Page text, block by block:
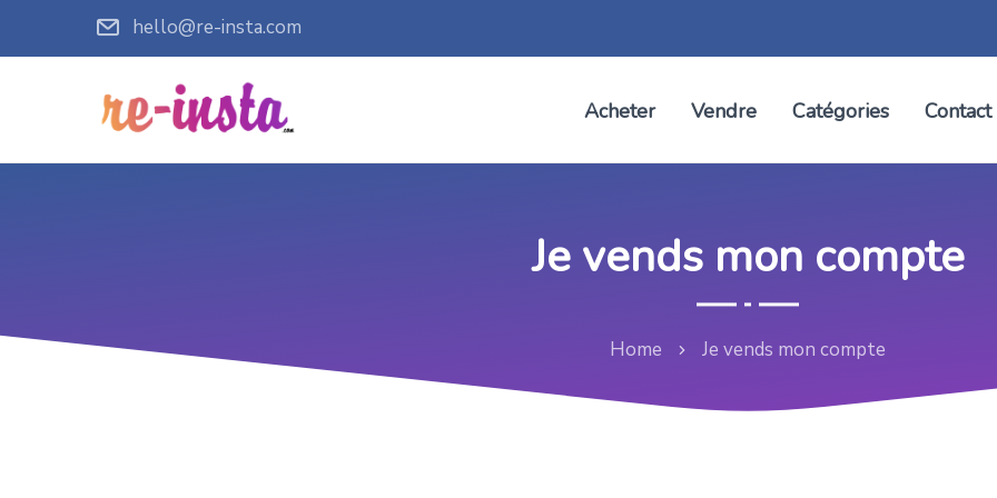
hello@re-insta.com
Acheter Vendre Catégories Contact
Je vends mon compte
Home Je vends mon compte